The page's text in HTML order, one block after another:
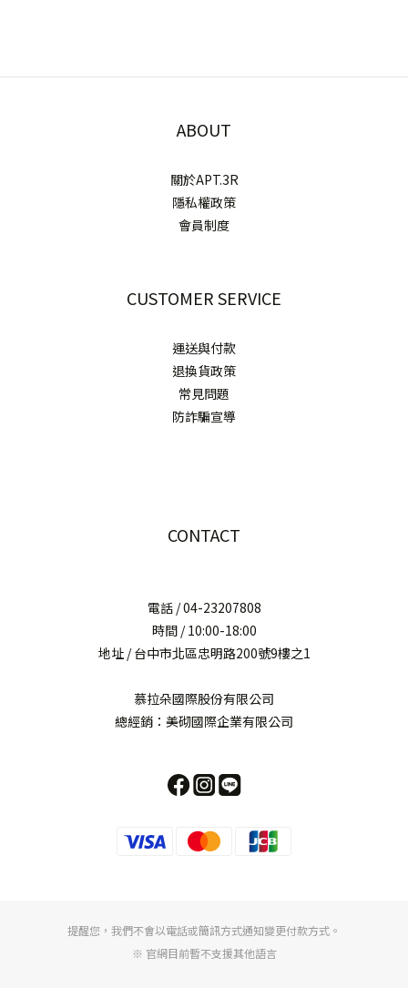
ABOUT
關於APT.3R
隱私權政策
會員制度
CUSTOMER SERVICE
運送與付款
退換貨政策
常見問題
防詐騙宣導
CONTACT
電話 / 04-23207808
時間 / 10:00-18:00
地址 / 台中市北區忠明路200號9樓之1
慕拉朵國際股份有限公司
總經銷：美砌國際企業有限公司
提醒您，我們不會以電話或簡訊方式通知變更付款方式。
※ 官網目前暫不支援其他語言